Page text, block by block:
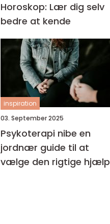
Horoskop: Lær dig selv
bedre at kende
inspiration
03. September 2025
Psykoterapi nibe en
jordnær guide til at
vælge den rigtige hjælp